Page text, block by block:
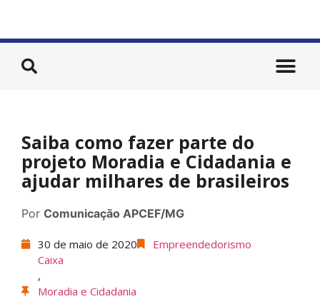
Saiba como fazer parte do
projeto Moradia e Cidadania e
ajudar milhares de brasileiros
Por Comunicação APCEF/MG
30 de maio de 2020
Empreendedorismo
Caixa
,
Moradia e Cidadania